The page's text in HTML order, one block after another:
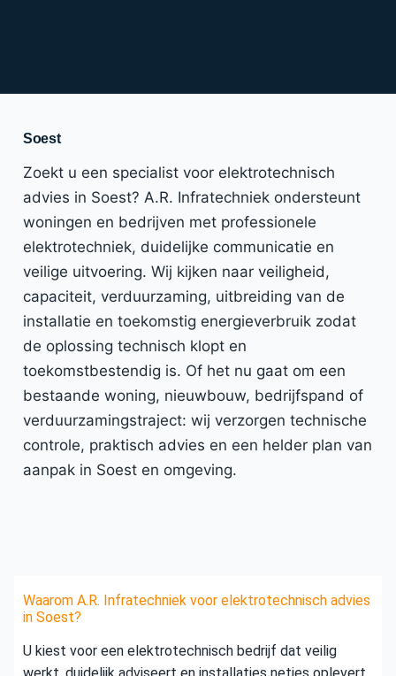
Soest
Zoekt u een specialist voor elektrotechnisch
advies in Soest? A.R. Infratechniek ondersteunt
woningen en bedrijven met professionele
elektrotechniek, duidelijke communicatie en
veilige uitvoering. Wij kijken naar veiligheid,
capaciteit, verduurzaming, uitbreiding van de
installatie en toekomstig energieverbruik zodat
de oplossing technisch klopt en
toekomstbestendig is. Of het nu gaat om een
bestaande woning, nieuwbouw, bedrijfspand of
verduurzamingstraject: wij verzorgen technische
controle, praktisch advies en een helder plan van
aanpak in Soest en omgeving.
Waarom A.R. Infratechniek voor elektrotechnisch advies
in Soest?
U kiest voor een elektrotechnisch bedrijf dat veilig